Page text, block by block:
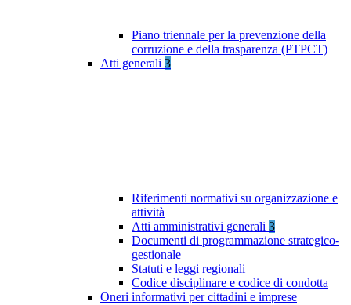
Piano triennale per la prevenzione della
corruzione e della trasparenza (PTPCT)
Atti generali 3
Riferimenti normativi su organizzazione e
attività
Atti amministrativi generali 3
Documenti di programmazione strategico-
gestionale
Statuti e leggi regionali
Codice disciplinare e codice di condotta
Oneri informativi per cittadini e imprese